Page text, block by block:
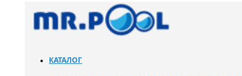
КАТАЛОГ